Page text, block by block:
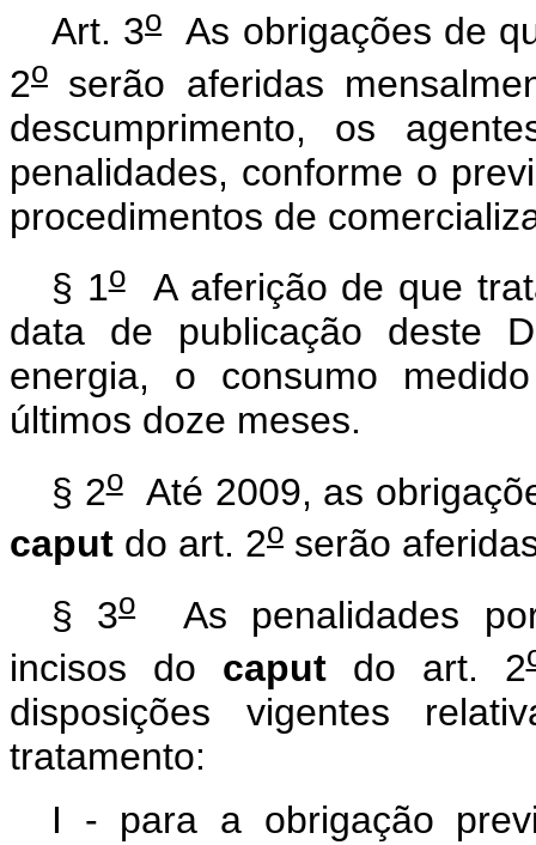
Art. 3oAs obrigações de
2o serão aferidas
descumprimento, os
penalidades, conforme o
procedimentos de
§ 1oA aferição de que
data de publicação deste
energia, o consumo
últimos doze meses.
§ 2oAté 2009, as
caput do art. 2o serão
§ 3oAs penalidades por
incisos do caput do art. 2
disposições vigentes
tratamento:
I - para a obrigação